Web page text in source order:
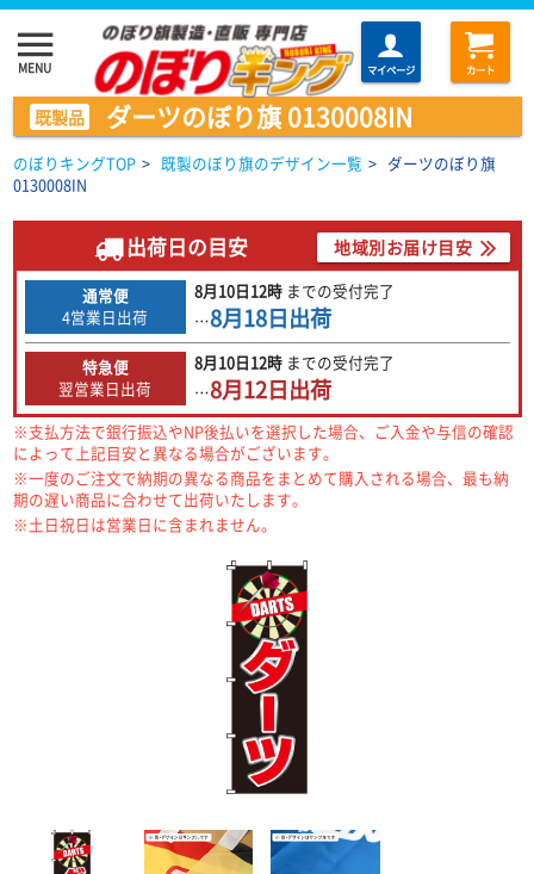
menu
MENU マイページ カート
既製品 ダーツのぼり旗 0130008IN
のぼりキングTOP > 既製のぼり旗のデザイン一覧 > ダーツのぼり旗
0130008IN
出荷日の目安 地域別お届け目安
通常便
4営業日出荷
8月10日12時 までの受付完了
…8月18日出荷
特急便
翌営業日出荷
8月10日12時 までの受付完了
…8月12日出荷
※支払方法で銀行振込やNP後払いを選択した場合、ご入金や与信の確認
によって上記目安と異なる場合がございます。
※一度のご注文で納期の異なる商品をまとめて購入される場合、最も納
期の遅い商品に合わせて出荷いたします。
※土日祝日は営業日に含まれません。